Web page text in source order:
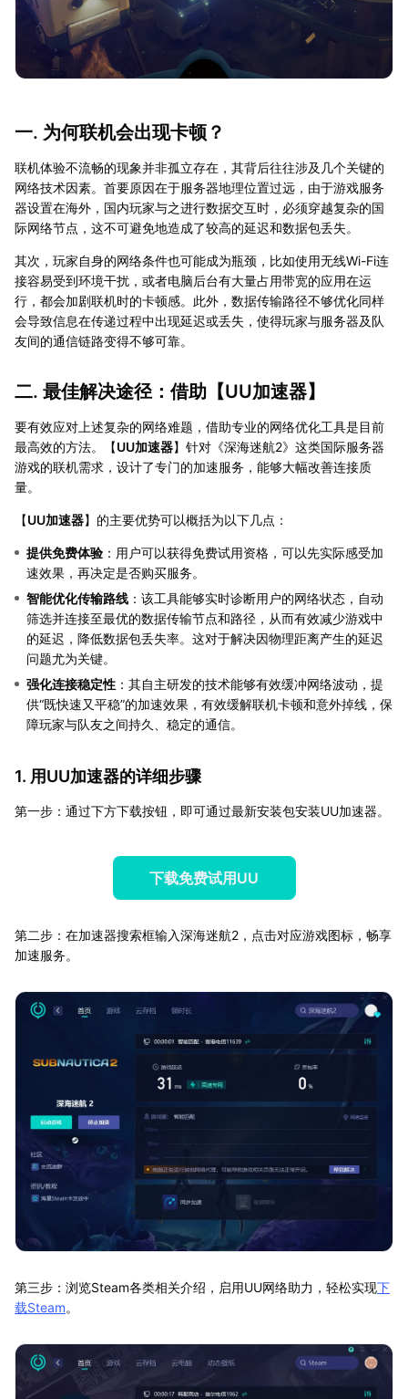
一. 为何联机会出现卡顿？
联机体验不流畅的现象并非孤立存在，其背后往往涉及几个关键的
网络技术因素。首要原因在于服务器地理位置过远，由于游戏服务
器设置在海外，国内玩家与之进行数据交互时，必须穿越复杂的国
际网络节点，这不可避免地造成了较高的延迟和数据包丢失。
其次，玩家自身的网络条件也可能成为瓶颈，比如使用无线Wi-Fi连
接容易受到环境干扰，或者电脑后台有大量占用带宽的应用在运
行，都会加剧联机时的卡顿感。此外，数据传输路径不够优化同样
会导致信息在传递过程中出现延迟或丢失，使得玩家与服务器及队
友间的通信链路变得不够可靠。
二. 最佳解决途径：借助【UU加速器】
要有效应对上述复杂的网络难题，借助专业的网络优化工具是目前
最高效的方法。【UU加速器】针对《深海迷航2》这类国际服务器
游戏的联机需求，设计了专门的加速服务，能够大幅改善连接质
量。
【UU加速器】的主要优势可以概括为以下几点：
提供免费体验 ：用户可以获得免费试用资格，可以先实际感受加
速效果，再决定是否购买服务。
智能优化传输路线 ：该工具能够实时诊断用户的网络状态，自动
筛选并连接至最优的数据传输节点和路径，从而有效减少游戏中
的延迟，降低数据包丢失率。这对于解决因物理距离产生的延迟
问题尤为关键。
强化连接稳定性 ：其自主研发的技术能够有效缓冲网络波动，提
供“既快速又平稳”的加速效果，有效缓解联机卡顿和意外掉线，保
障玩家与队友之间持久、稳定的通信。
1. 用UU加速器的详细步骤
第一步：通过下方下载按钮，即可通过最新安装包安装UU加速器。
下载免费试用UU
第二步：在加速器搜索框输入深海迷航2，点击对应游戏图标，畅享
加速服务。
第三步：浏览Steam各类相关介绍，启用UU网络助力，轻松实现下
载Steam。